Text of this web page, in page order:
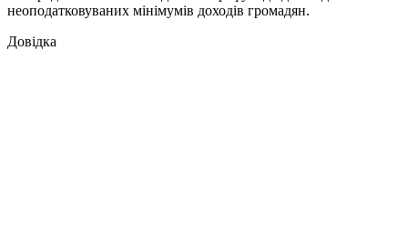
неоподатковуваних мінімумів доходів громадян.
Довідка